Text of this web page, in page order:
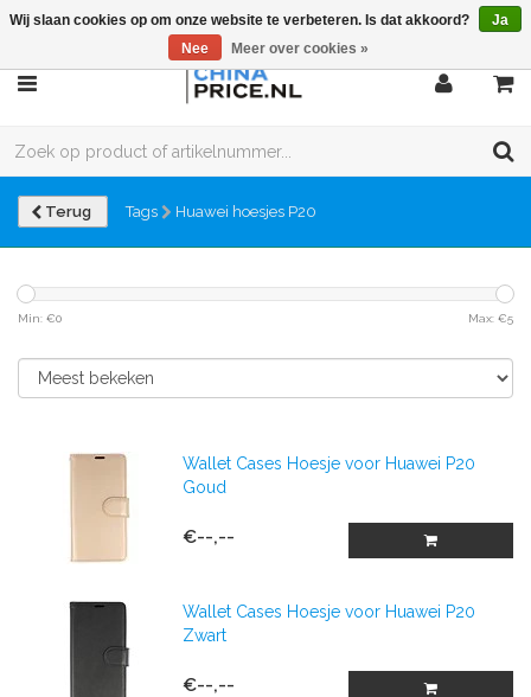
Terug Tags Huawei hoesjes P20
Min: €0 Max: €5
Wallet Cases Hoesje voor Huawei P20
Goud
€--,--
Wallet Cases Hoesje voor Huawei P20
Zwart
€--,--
Wij slaan cookies op om onze website te verbeteren. Is dat akkoord?
Ja
Nee
Meer over cookies »